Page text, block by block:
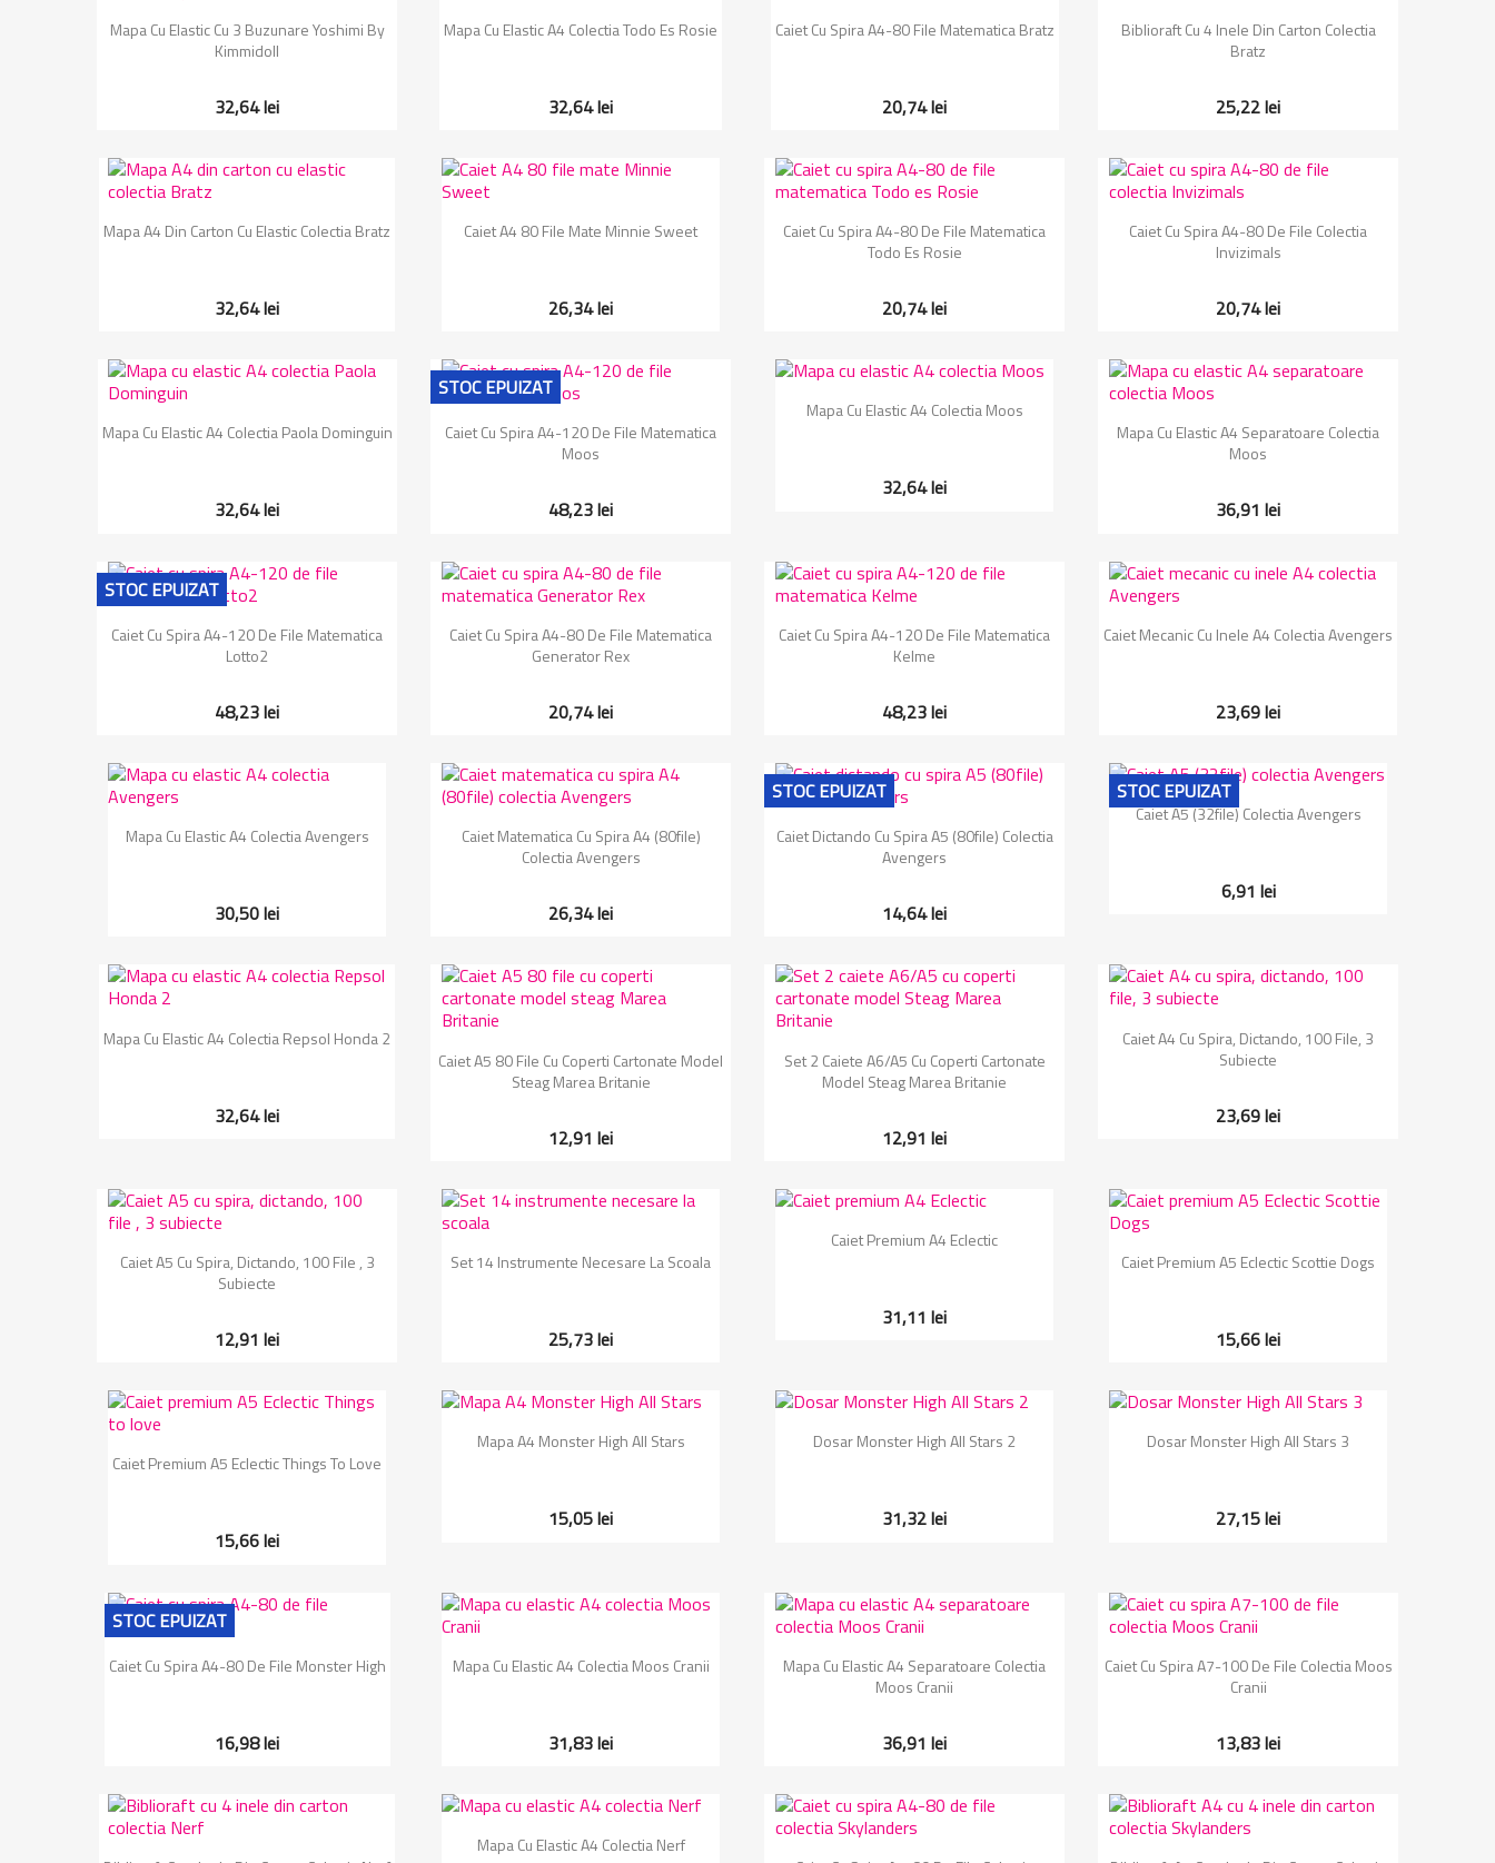
Vizualizare rapida
Mapa Cu Elastic Cu 3 Buzunare Yoshimi By
Kimmidoll
32,64 lei
Vizualizare rapida
Mapa Cu Elastic A4 Colectia Todo Es Rosie
32,64 lei
Vizualizare rapida
Caiet Cu Spira A4-80 File Matematica Bratz
20,74 lei
Vizualizare rapida
Biblioraft Cu 4 Inele Din Carton Colectia
Bratz
25,22 lei
Vizualizare rapida
Mapa A4 Din Carton Cu Elastic Colectia Bratz
32,64 lei
Vizualizare rapida
Caiet A4 80 File Mate Minnie Sweet
26,34 lei
Vizualizare rapida
Caiet Cu Spira A4-80 De File Matematica
Todo Es Rosie
20,74 lei
Vizualizare rapida
Caiet Cu Spira A4-80 De File Colectia
Invizimals
20,74 lei
Vizualizare rapida
Mapa Cu Elastic A4 Colectia Paola Dominguin
32,64 lei
Vizualizare rapida
Caiet Cu Spira A4-120 De File Matematica
Moos
48,23 lei
STOC EPUIZAT
 Vizualizare rapida
Mapa Cu Elastic A4 Colectia Moos
32,64 lei
Vizualizare rapida
Mapa Cu Elastic A4 Separatoare Colectia
Moos
36,91 lei
Vizualizare rapida
Caiet Cu Spira A4-120 De File Matematica
Lotto2
48,23 lei
STOC EPUIZAT
Vizualizare rapida
Caiet Cu Spira A4-80 De File Matematica
Generator Rex
20,74 lei
Vizualizare rapida
Caiet Cu Spira A4-120 De File Matematica
Kelme
48,23 lei
Vizualizare rapida
Caiet Mecanic Cu Inele A4 Colectia Avengers
23,69 lei
Vizualizare rapida
Mapa Cu Elastic A4 Colectia Avengers
30,50 lei
Vizualizare rapida
Caiet Matematica Cu Spira A4 (80file)
Colectia Avengers
26,34 lei
Vizualizare rapida
Caiet Dictando Cu Spira A5 (80file) Colectia
Avengers
14,64 lei
STOC EPUIZAT
Vizualizare rapida
Caiet A5 (32file) Colectia Avengers
6,91 lei
STOC EPUIZAT
Vizualizare rapida
Mapa Cu Elastic A4 Colectia Repsol Honda 2
32,64 lei
Vizualizare rapida
Caiet A5 80 File Cu Coperti Cartonate Model
Steag Marea Britanie
12,91 lei
Vizualizare rapida
Set 2 Caiete A6/A5 Cu Coperti Cartonate
Model Steag Marea Britanie
12,91 lei
 Vizualizare rapida
Caiet A4 Cu Spira, Dictando, 100 File, 3
Subiecte
23,69 lei
 Vizualizare rapida
Caiet A5 Cu Spira, Dictando, 100 File , 3
Subiecte
12,91 lei
Vizualizare rapida
Set 14 Instrumente Necesare La Scoala
25,73 lei
Vizualizare rapida
Caiet Premium A4 Eclectic
31,11 lei
Vizualizare rapida
Caiet Premium A5 Eclectic Scottie Dogs
15,66 lei
Vizualizare rapida
Caiet Premium A5 Eclectic Things To Love
15,66 lei
Vizualizare rapida
Mapa A4 Monster High All Stars
15,05 lei
Vizualizare rapida
Dosar Monster High All Stars 2
31,32 lei
Vizualizare rapida
Dosar Monster High All Stars 3
27,15 lei
Vizualizare rapida
Caiet Cu Spira A4-80 De File Monster High
16,98 lei
STOC EPUIZAT
Vizualizare rapida
Mapa Cu Elastic A4 Colectia Moos Cranii
31,83 lei
Vizualizare rapida
Mapa Cu Elastic A4 Separatoare Colectia
Moos Cranii
36,91 lei
 Vizualizare rapida
Caiet Cu Spira A7-100 De File Colectia Moos
Cranii
13,83 lei
Vizualizare rapida
Mapa Cu Elastic A4 Colectia Nerf